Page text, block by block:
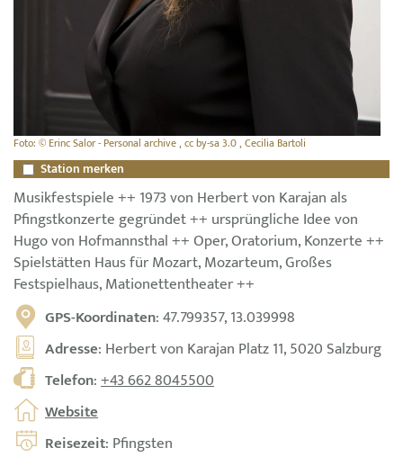
Foto: © Erinc Salor - Personal archive , cc by-sa 3.0 , Cecilia Bartoli
Station merken
Musikfestspiele ++ 1973 von Herbert von Karajan als
Pfingstkonzerte gegründet ++ ursprüngliche Idee von
Hugo von Hofmannsthal ++ Oper, Oratorium, Konzerte ++
Spielstätten Haus für Mozart, Mozarteum, Großes
Festspielhaus, Mationettentheater ++
GPS-Koordinaten: 47.799357, 13.039998
Adresse: Herbert von Karajan Platz 11, 5020 Salzburg
Telefon:+43 662 8045500
Website
Reisezeit: Pfingsten